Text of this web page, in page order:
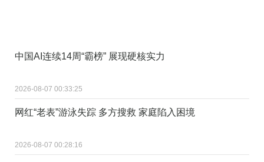
中国AI连续14周“霸榜” 展现硬核实力
2026-08-07 00:33:25
网红“老表”游泳失踪 多方搜救 家庭陷入困境
2026-08-07 00:28:16